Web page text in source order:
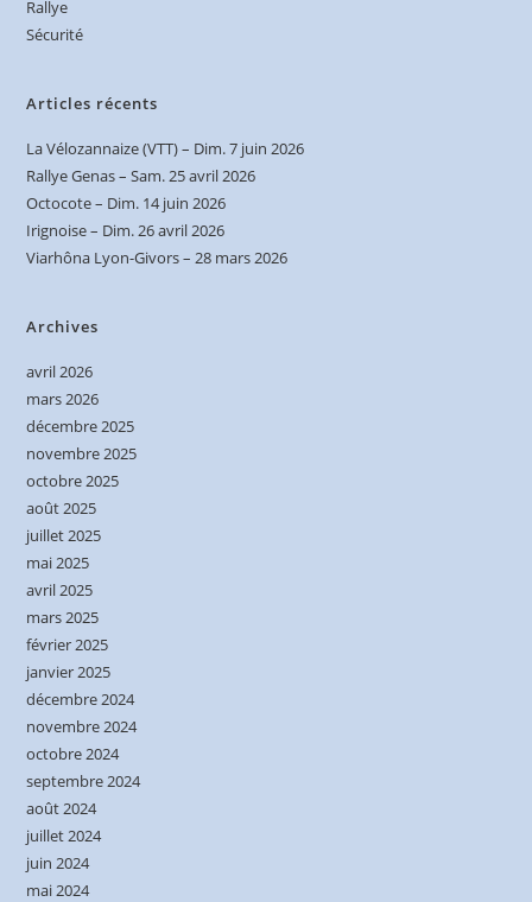
Rallye
Sécurité
Articles récents
La Vélozannaize (VTT) – Dim. 7 juin 2026
Rallye Genas – Sam. 25 avril 2026
Octocote – Dim. 14 juin 2026
Irignoise – Dim. 26 avril 2026
Viarhôna Lyon-Givors – 28 mars 2026
Archives
avril 2026
mars 2026
décembre 2025
novembre 2025
octobre 2025
août 2025
juillet 2025
mai 2025
avril 2025
mars 2025
février 2025
janvier 2025
décembre 2024
novembre 2024
octobre 2024
septembre 2024
août 2024
juillet 2024
juin 2024
mai 2024